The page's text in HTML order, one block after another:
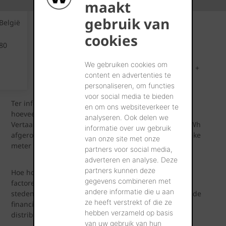
maakt
gebruik van
cookies
We gebruiken cookies om
content en advertenties te
personaliseren, om functies
voor social media te bieden
en om ons websiteverkeer te
analyseren. Ook delen we
informatie over uw gebruik
van onze site met onze
partners voor social media,
adverteren en analyse. Deze
partners kunnen deze
gegevens combineren met
andere informatie die u aan
ze heeft verstrekt of die ze
hebben verzameld op basis
van uw gebruik van hun
Circa 200 kWh per m² per jaar
Circa 100 kWh per m² per jaar
Maximum 15 kWh per m² per jaar (verwarming +
Ter info: de eenheid kWh (kilowattuur) drukt een
hoeveelheid energie uit.
Vertaald naar de traditionele brandstoffen komt 10 kWh
afgerond overeen met 1 liter huisbrandolie of 1 kubieke
meter aardgas.
Hoe hoog u de lat wil leggen, hangt af van een aantal
factoren: uw eigen verwachtingen, de technische en
stedenbouwkundige mogelijkheden, het prijskaartje, de
financiële ondersteuning door de overheid of
distributienetbeheerder, …